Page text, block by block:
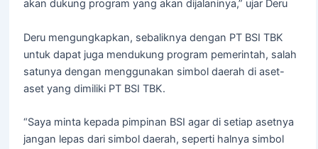
akan dukung program yang akan dijalaninya,” ujar Deru
Deru mengungkapkan, sebaliknya dengan PT BSI TBK
untuk dapat juga mendukung program pemerintah, salah
satunya dengan menggunakan simbol daerah di aset-
aset yang dimiliki PT BSI TBK.
“Saya minta kepada pimpinan BSI agar di setiap asetnya
jangan lepas dari simbol daerah, seperti halnya simbol